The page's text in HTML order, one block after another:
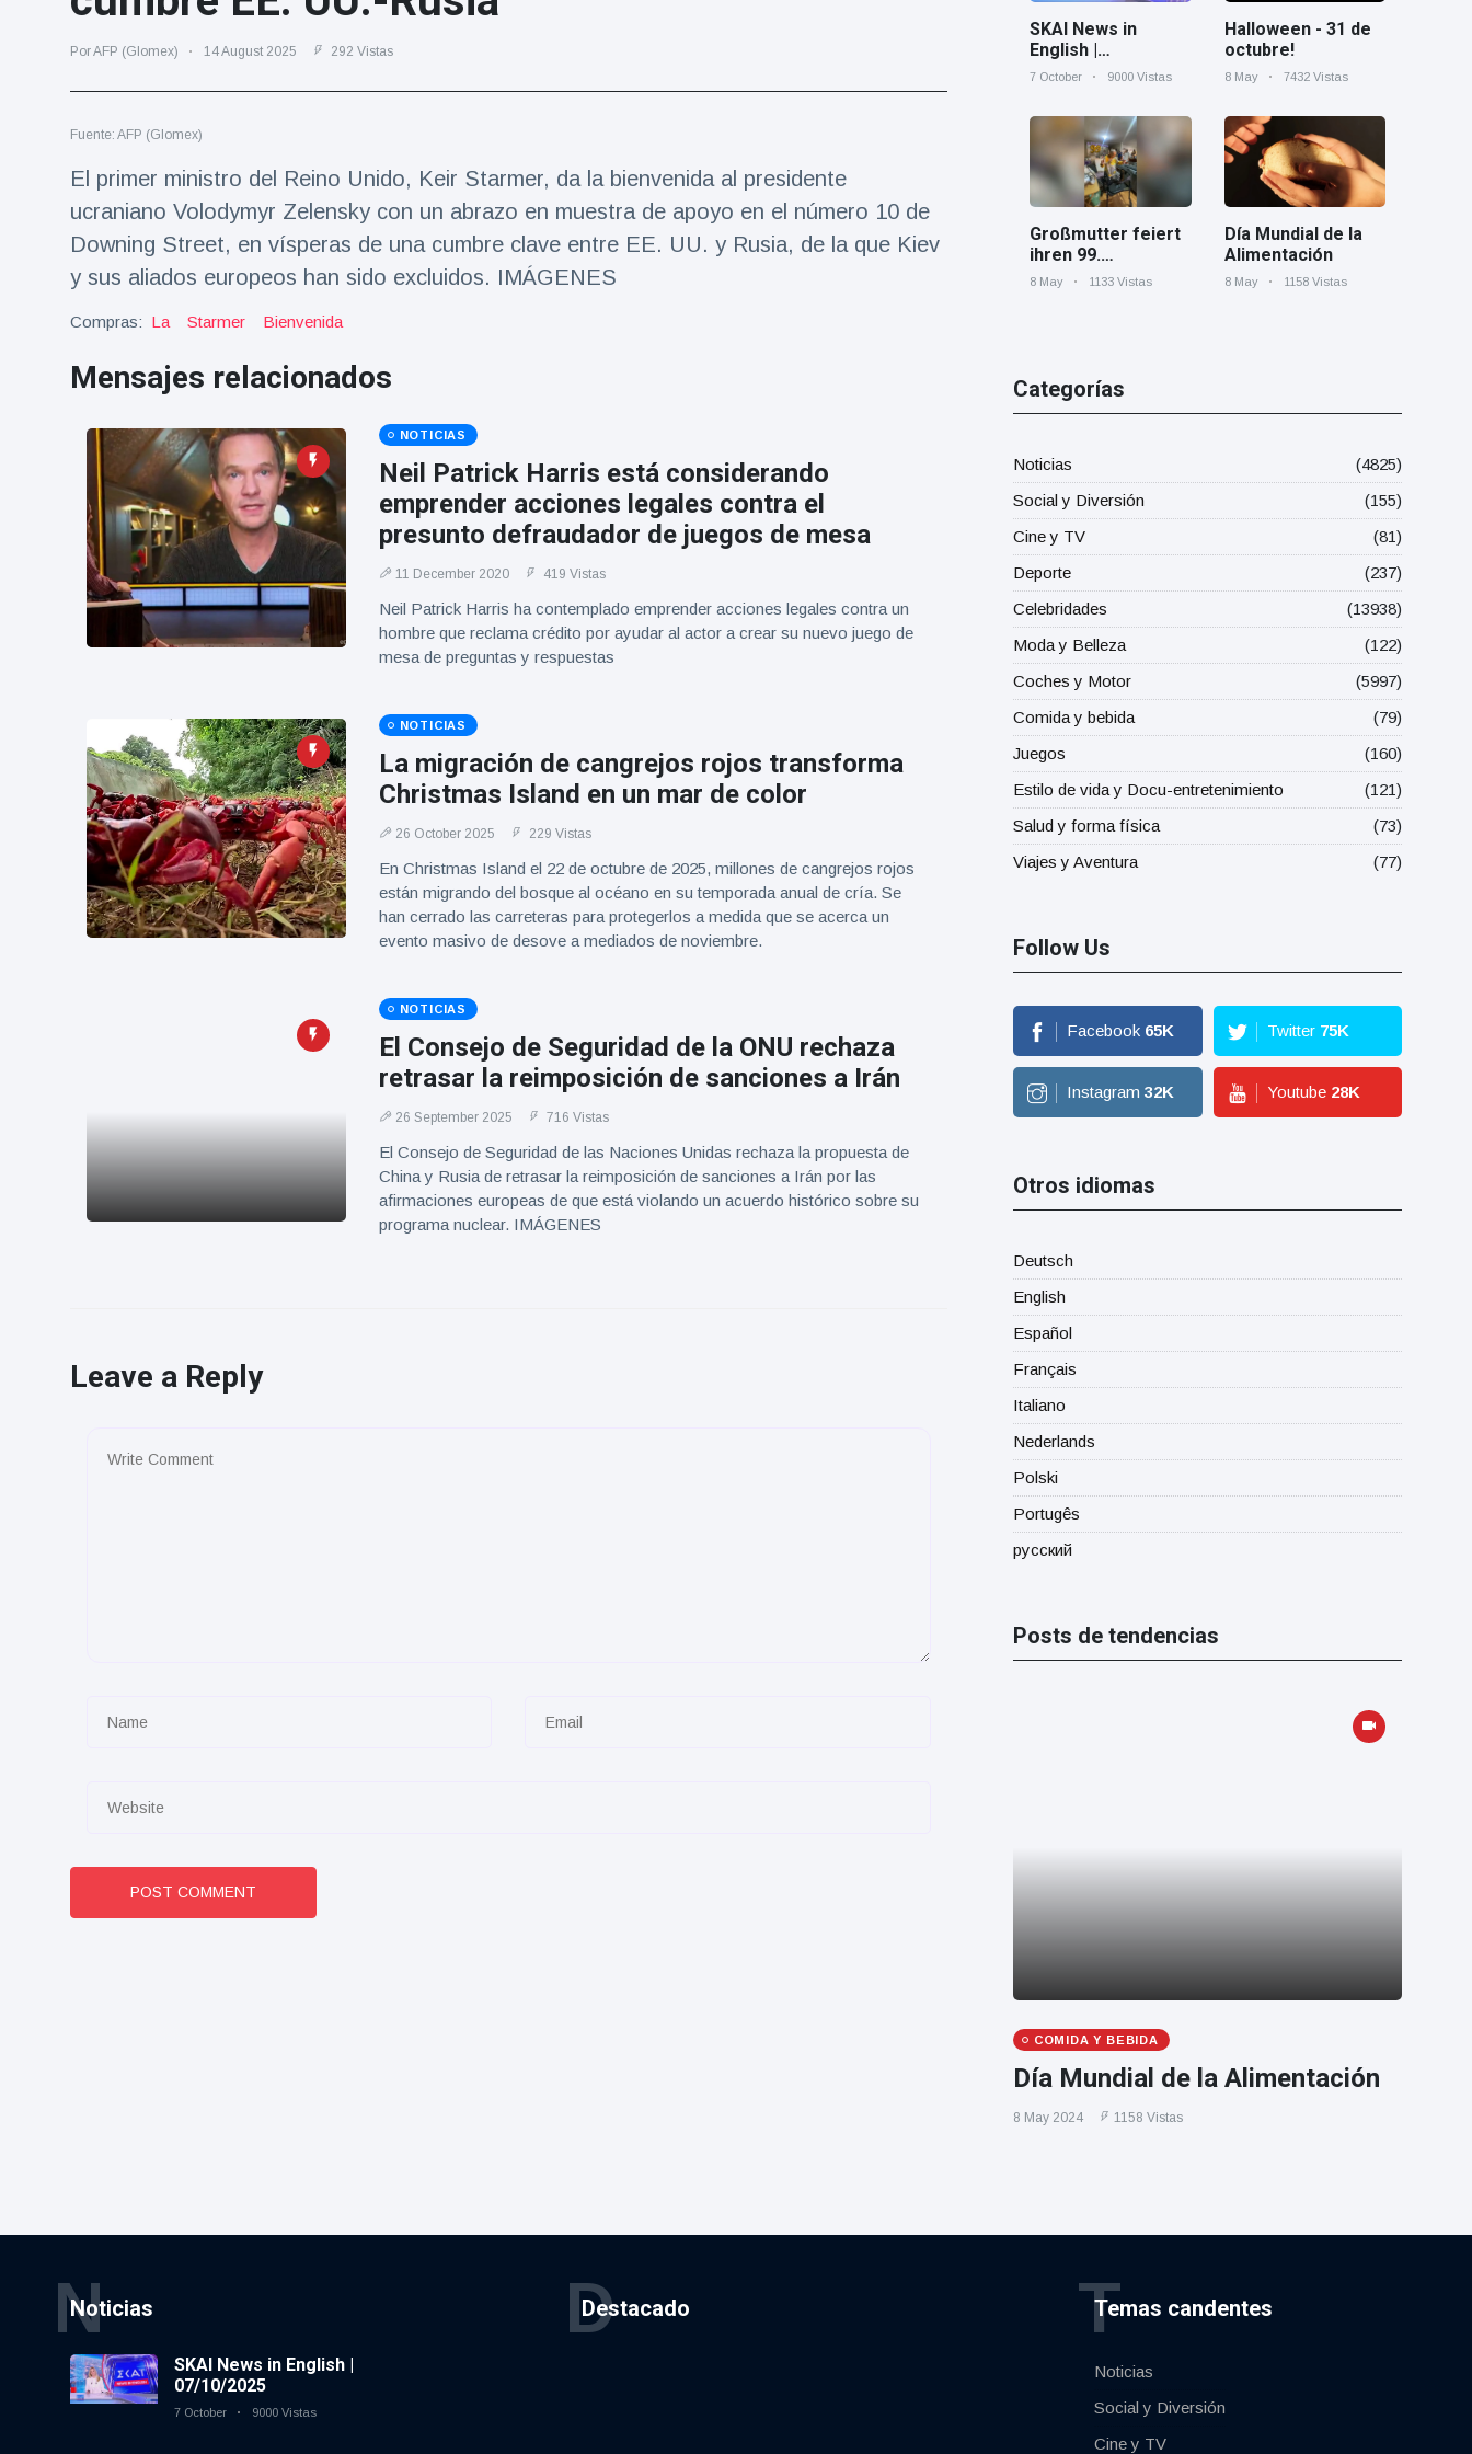
Viajes y Aventura
(77)
Últimas noticias
SKAI News
in English |
07/10/2025
7 October
9000 Vistas
Halloween -
octubre!
8 May
7432
Vistas
Großmutter
feiert ihren
99.
Geburtstag
und tanzt
zu
Mariachi-
Band
8 May
1133
Vistas
Por AFP (Glomex) 14 August 2025 292 Vistas
Fuente: AFP (Glomex)
El primer ministro del Reino Unido, Keir Starmer, da la bienvenida al presidente
ucraniano Volodymyr Zelensky con un abrazo en muestra de apoyo en el número 10 de
Downing Street, en vísperas de una cumbre clave entre EE. UU. y Rusia, de la que Kiev
y sus aliados europeos han sido excluidos. IMÁGENES
Compras: La Starmer Bienvenida
Mensajes relacionados
NOTICIAS
Neil Patrick Harris está considerando
emprender acciones legales contra el
presunto defraudador de juegos de mesa
11 December 2020 419 Vistas
Neil Patrick Harris ha contemplado emprender acciones legales contra un
hombre que reclama crédito por ayudar al actor a crear su nuevo juego de
mesa de preguntas y respuestas
NOTICIAS
La migración de cangrejos rojos transforma
Christmas Island en un mar de color
26 October 2025 229 Vistas
En Christmas Island el 22 de octubre de 2025, millones de cangrejos rojos
están migrando del bosque al océano en su temporada anual de cría. Se
han cerrado las carreteras para protegerlos a medida que se acerca un
evento masivo de desove a mediados de noviembre.
NOTICIAS
El Consejo de Seguridad de la ONU rechaza
retrasar la reimposición de sanciones a Irán
26 September 2025 716 Vistas
El Consejo de Seguridad de las Naciones Unidas rechaza la propuesta de
China y Rusia de retrasar la reimposición de sanciones a Irán por las
afirmaciones europeas de que está violando un acuerdo histórico sobre su
programa nuclear. IMÁGENES
Leave a Reply
POST COMMENT
SKAI News in
English |
07/10/2025
7 October 9000 Vistas
Halloween - 31 de
octubre!
8 May 7432 Vistas
Großmutter feiert
ihren 99.
Geburtstag und
8 May 1133 Vistas
Día Mundial de la
Alimentación
8 May 1158 Vistas
Categorías
Noticias
(4825)
Social y Diversión
(155)
Cine y TV
(81)
Deporte
(237)
Celebridades
(13938)
Moda y Belleza
(122)
Coches y Motor
(5997)
Comida y bebida
(79)
Juegos
(160)
Estilo de vida y Docu-entretenimiento
(121)
Salud y forma física
(73)
Viajes y Aventura
(77)
Follow Us
Facebook 65K Twitter 75K
Instagram 32K Youtube 28K
Otros idiomas
Deutsch
English
Español
Français
Italiano
Nederlands
Polski
Portugês
русский
Posts de tendencias
COMIDA Y BEBIDA
Día Mundial de la Alimentación
8 May 2024 1158 Vistas
Noticias
N
SKAI News in English |
07/10/2025
7 October 9000 Vistas
Destacado
D Temas candentes
T
Noticias
Social y Diversión
Cine y TV